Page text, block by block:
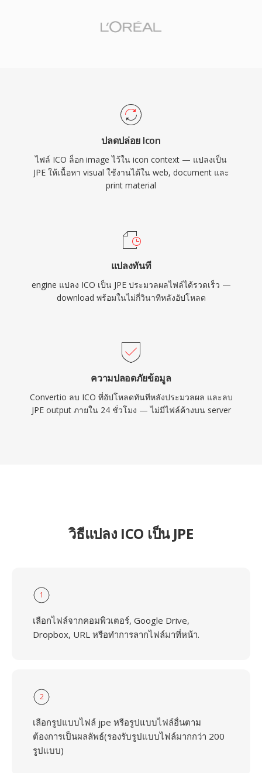
ปลดปล่อย Icon
ไฟล์ ICO ล็อก image ไว้ใน icon context — แปลงเป็น
JPE ให้เนื้อหา visual ใช้งานได้ใน web, document และ
print material
แปลงทันที
engine แปลง ICO เป็น JPE ประมวลผลไฟล์ได้รวดเร็ว —
download พร้อมในไม่กี่วินาทีหลังอัปโหลด
ความปลอดภัยข้อมูล
Convertio ลบ ICO ที่อัปโหลดทันทีหลังประมวลผล และลบ
JPE output ภายใน 24 ชั่วโมง — ไม่มีไฟล์ค้างบน server
วิธีแปลง ICO เป็น JPE
1
เลือกไฟล์จากคอมพิวเตอร์, Google Drive,
Dropbox, URL หรือทำการลากไฟล์มาที่หน้า.
2
เลือกรูปแบบไฟล์ jpe หรือรูปแบบไฟล์อื่นตาม
ต้องการเป็นผลลัพธ์(รองรับรูปแบบไฟล์มากกว่า 200
รูปแบบ)